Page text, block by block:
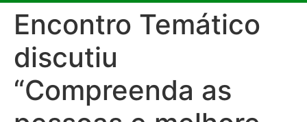
Encontro Temático
discutiu
“Compreenda as